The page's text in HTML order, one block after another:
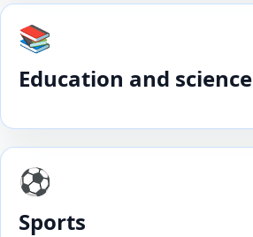
📚
Education and science
⚽️
Sports